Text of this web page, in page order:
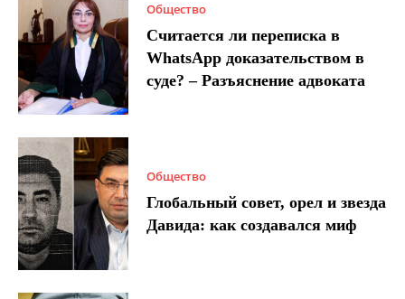
Общество
Считается ли переписка в
WhatsApp доказательством в
суде? – Разъяснение адвоката
Общество
Глобальный совет, орел и звезда
Давида: как создавался миф